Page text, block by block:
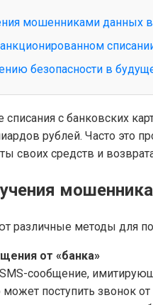
мошенниками данных
безопасности в
с банковских
рублей. Часто это
своих средств и
различные методы для
от «банка»
сообщение,
может поступить звонок